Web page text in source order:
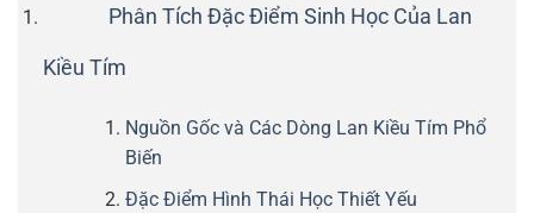
Phân Tích Đặc Điểm Sinh Học Của Lan
Kiều Tím
Nguồn Gốc và Các Dòng Lan Kiều Tím Phổ
Biến
Đặc Điểm Hình Thái Học Thiết Yếu